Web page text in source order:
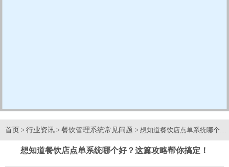
首页 > 行业资讯 > 餐饮管理系统常见问题 > 想知道餐饮店点单系统哪个
想知道餐饮店点单系统哪个好？这篇攻略帮你搞定！